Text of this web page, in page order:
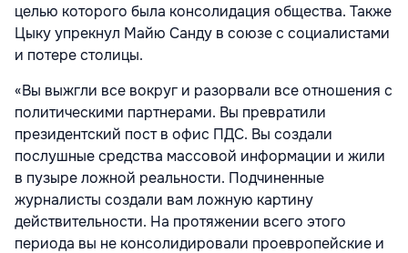
целью которого была консолидация общества. Также
Цыку упрекнул Майю Санду в союзе с социалистами
и потере столицы.
«Вы выжгли все вокруг и разорвали все отношения с
политическими партнерами. Вы превратили
президентский пост в офис ПДС. Вы создали
послушные средства массовой информации и жили
в пузыре ложной реальности. Подчиненные
журналисты создали вам ложную картину
действительности. На протяжении всего этого
периода вы не консолидировали проевропейские и